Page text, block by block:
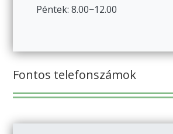
Péntek: 8.00−12.00
Fontos telefonszámok